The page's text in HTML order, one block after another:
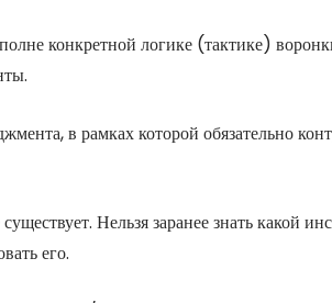
конкретной логике (тактике)
в рамках которой обязательно
Нельзя заранее знать какой
его.